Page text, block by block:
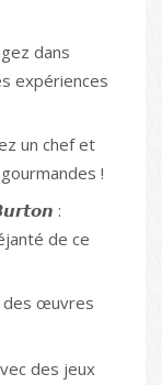
dans
expériences
un chef et
!
:
de ce
œuvres
des jeux